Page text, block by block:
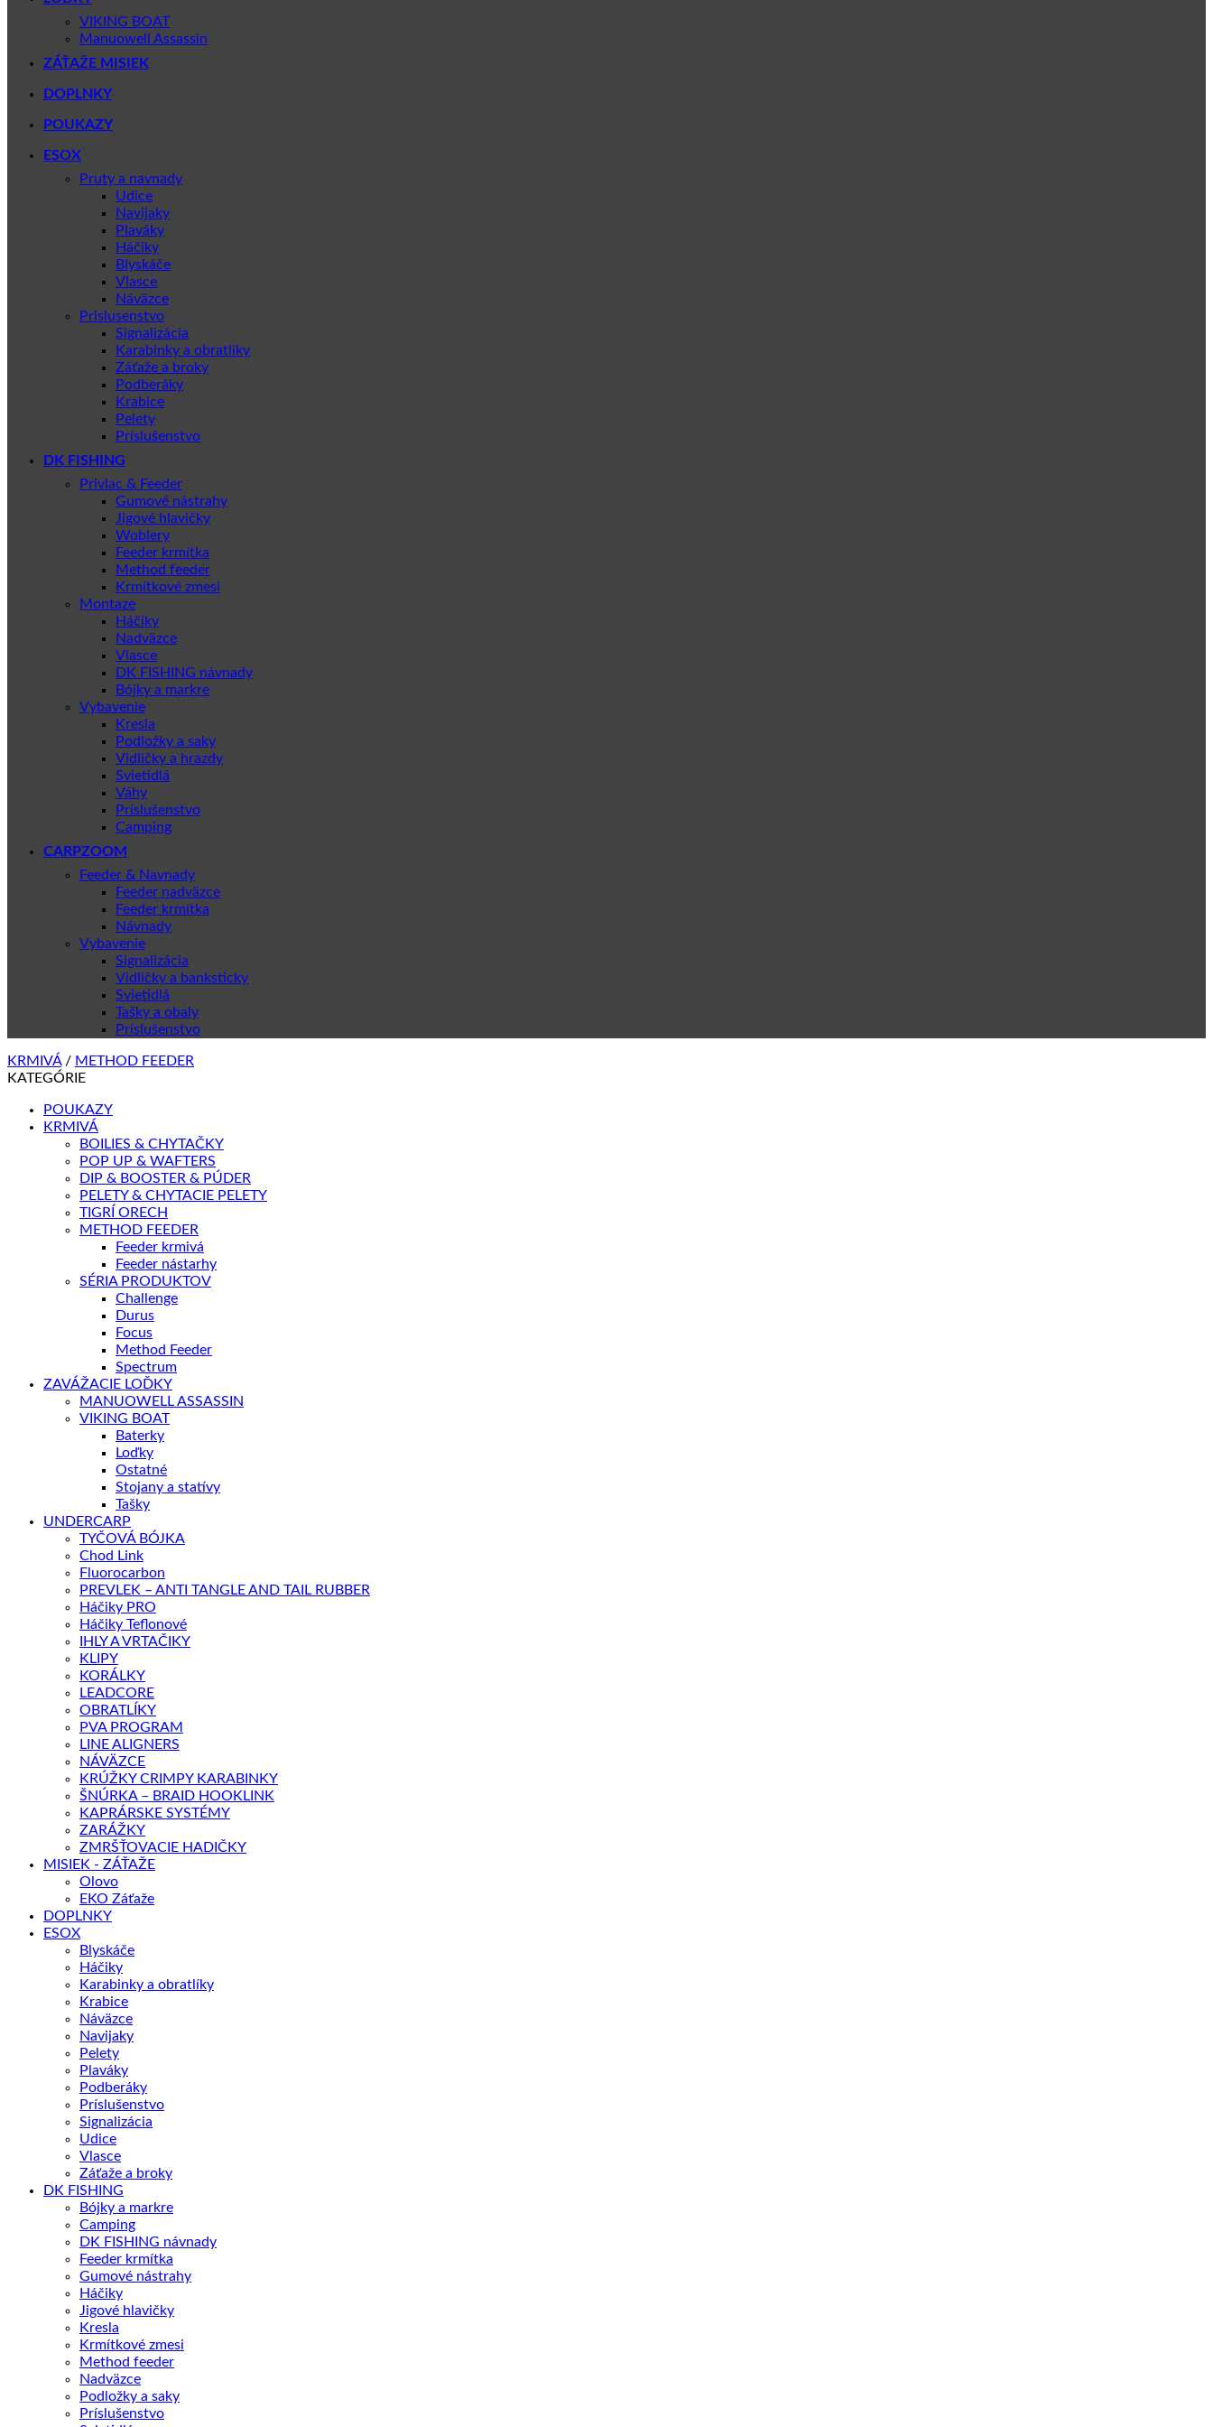
VIKING BOAT
Manuowell Assassin
ZÁŤAŽE MISIEK
DOPLNKY
POUKAZY
ESOX
Pruty a navnady
Udice
Navijaky
Plaváky
Háčiky
Blyskáče
Vlasce
Náväzce
Prislusenstvo
Signalizácia
Karabinky a obratlíky
Záťaže a broky
Podberáky
Krabice
Pelety
Príslušenstvo
DK FISHING
Privlac & Feeder
Gumové nástrahy
Jigové hlavičky
Woblery
Feeder krmítka
Method feeder
Krmítkové zmesi
Montaze
Háčiky
Nadväzce
Vlasce
DK FISHING návnady
Bójky a markre
Vybavenie
Kresla
Podložky a saky
Vidličky a hrazdy
Svietidlá
Váhy
Príslušenstvo
Camping
CARPZOOM
Feeder & Navnady
Feeder nadväzce
Feeder krmítka
Návnady
Vybavenie
Signalizácia
Vidličky a banksticky
Svietidlá
Tašky a obaly
Príslušenstvo
KRMIVÁ / METHOD FEEDER
KATEGÓRIE
POUKAZY
KRMIVÁ
BOILIES & CHYTAČKY
POP UP & WAFTERS
DIP & BOOSTER & PÚDER
PELETY & CHYTACIE PELETY
TIGRÍ ORECH
METHOD FEEDER
Feeder krmivá
Feeder nástarhy
SÉRIA PRODUKTOV
Challenge
Durus
Focus
Method Feeder
Spectrum
ZAVÁŽACIE LOĎKY
MANUOWELL ASSASSIN
VIKING BOAT
Baterky
Loďky
Ostatné
Stojany a statívy
Tašky
UNDERCARP
TYČOVÁ BÓJKA
Chod Link
Fluorocarbon
PREVLEK – ANTI TANGLE AND TAIL RUBBER
Háčiky PRO
Háčiky Teflonové
IHLY A VRTAČIKY
KLIPY
KORÁLKY
LEADCORE
OBRATLÍKY
PVA PROGRAM
LINE ALIGNERS
NÁVÄZCE
KRÚŽKY CRIMPY KARABINKY
ŠNÚRKA – BRAID HOOKLINK
KAPRÁRSKE SYSTÉMY
ZARÁŽKY
ZMRŠŤOVACIE HADIČKY
MISIEK - ZÁŤAŽE
Olovo
EKO Záťaže
DOPLNKY
ESOX
Blyskáče
Háčiky
Karabinky a obratlíky
Krabice
Náväzce
Navijaky
Pelety
Plaváky
Podberáky
Príslušenstvo
Signalizácia
Udice
Vlasce
Záťaže a broky
DK FISHING
Bójky a markre
Camping
DK FISHING návnady
Feeder krmítka
Gumové nástrahy
Háčiky
Jigové hlavičky
Kresla
Krmítkové zmesi
Method feeder
Nadväzce
Podložky a saky
Príslušenstvo